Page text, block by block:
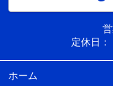
定休日：
ホーム